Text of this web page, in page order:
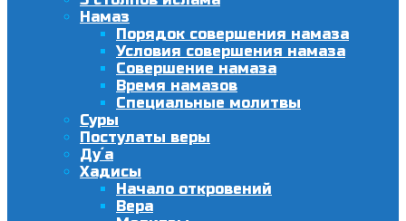
Намаз
Порядок совершения намаза
Условия совершения намаза
Совершение намаза
Время намазов
Специальные молитвы
Суры
Постулаты веры
Ду´а
Хадисы
Начало откровений
Вера